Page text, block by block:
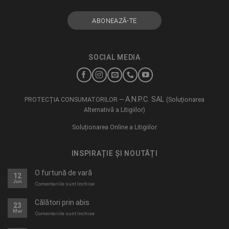
SOCIAL MEDIA
PROTECȚIA CONSUMATORILOR — A.N.P.C. SAL (Soluționarea
Alternativă a Litigiilor)
Soluționarea Online a Litigiilor
INSPIRAȚIE ȘI NOUTĂȚI
12
Jun
O furtună de vară
Comentariile sunt închisepentru
vară
23
Mar
Călători prin abis
Comentariile sunt închisepentru